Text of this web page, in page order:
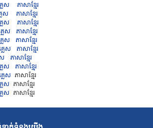
េស
​ភា​សា​ខ្មែរ
ស
​ភា​សា​ខ្មែរ
េស
​ភា​សា​ខ្មែរ
េស
​ភា​សា​ខ្មែរ
េស
​ភា​សា​ខ្មែរ
េស
​ភា​សា​ខ្មែរ
​ភា​សា​ខ្មែរ
េស
​ភា​សា​ខ្មែរ
េស​ភា​សា​ខ្មែរ
េស​ភា​សា​ខ្មែរ
េស​ភា​សា​ខ្មែរ